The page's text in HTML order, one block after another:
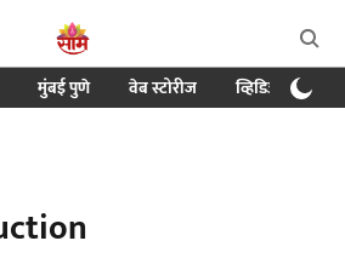
मुंबई पुणे वेब स्टोरीज व्हिडिओ